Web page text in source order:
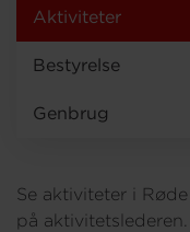
Støt
Bliv frivillig
Vores indsatser
Aktiviteter
Bestyrelse
Genbrug
Se aktiviteter i
på aktivitetslederen.